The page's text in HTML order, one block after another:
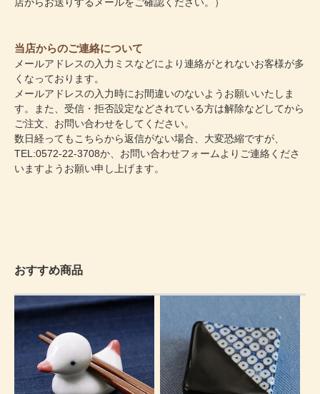
当店からのご連絡について
メールアドレスの入力ミスなどにより連絡がとれないお客様が多
くなっております。
メールアドレスの入力時にお間違いのないようお願いいたしま
す。また、受信・拒否設定などされている方は解除などしてから
ご注文、お問い合わせをしてください。
数日経ってもこちらから返信がない場合、大変恐縮ですが、
TEL:0572-22-3708か、 お問い合わせフォーム よりご連絡くださ
いますようお願い申し上げます。
おすすめ商品